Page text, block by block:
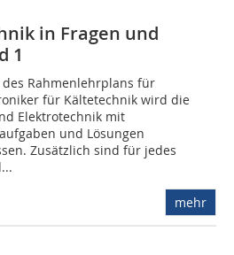
in Fragen und
1
Rahmenlehrplans für
für Kältetechnik wird die
Elektrotechnik mit
und Lösungen
Zusätzlich sind für jedes
mehr